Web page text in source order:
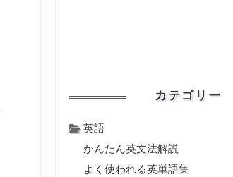
カテゴリー
英語
かんたん英文法解説
よく使われる英単語集